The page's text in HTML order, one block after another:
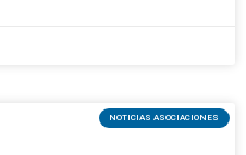
NOTICIAS ASOCIACIONES